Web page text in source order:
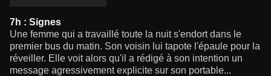
7h : Signes
Une femme qui a travaillé toute la nuit s'endort dans le
premier bus du matin. Son voisin lui tapote l'épaule pour la
réveiller. Elle voit alors qu'il a rédigé à son intention un
message agressivement explicite sur son portable...